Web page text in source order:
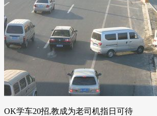
OK学车20招,教成为老司机指日可待